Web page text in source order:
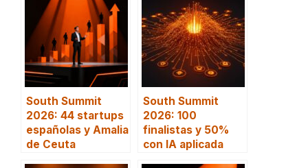
South Summit
2026: 44 startups
españolas y Amalia
de Ceuta
South Summit
2026: 100
finalistas y 50%
con IA aplicada